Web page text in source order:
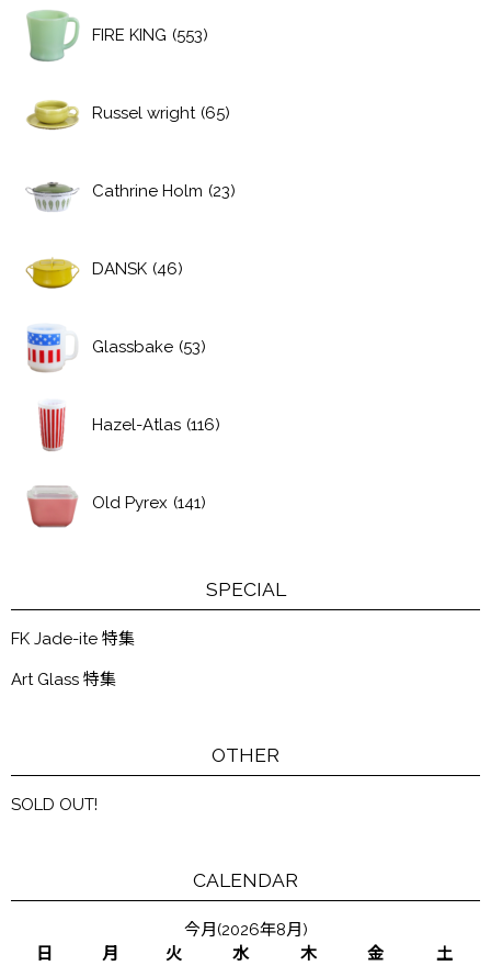
FIRE KING (553)
Russel wright (65)
Cathrine Holm (23)
DANSK (46)
Glassbake (53)
Hazel-Atlas (116)
Old Pyrex (141)
SPECIAL
FK Jade-ite 特集
Art Glass 特集
OTHER
SOLD OUT!
CALENDAR
今月(2026年8月)
日
月 火 水 木 金
土